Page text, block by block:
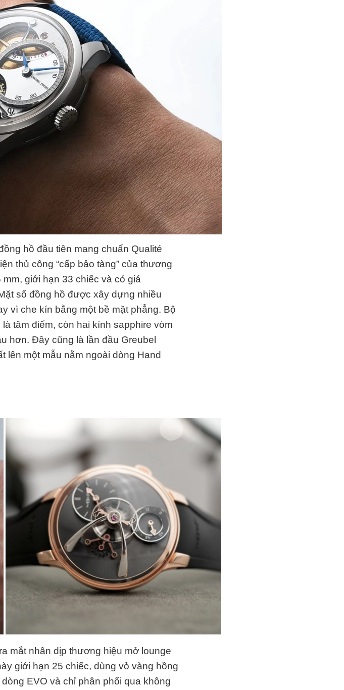
hồ đầu tiên mang chuẩn Qualité
thủ công “cấp bảo tàng” của thương
giới hạn 33 chiếc và có giá
số đồng hồ được xây dựng nhiều
vì che kín bằng một bề mặt phẳng. Bộ
tâm điểm, còn hai kính sapphire vòm
hơn. Đây cũng là lần đầu Greubel
lên một mẫu nằm ngoài dòng Hand
mắt nhân dịp thương hiệu mở lounge
giới hạn 25 chiếc, dùng vỏ vàng hồng
EVO và chỉ phân phối qua không